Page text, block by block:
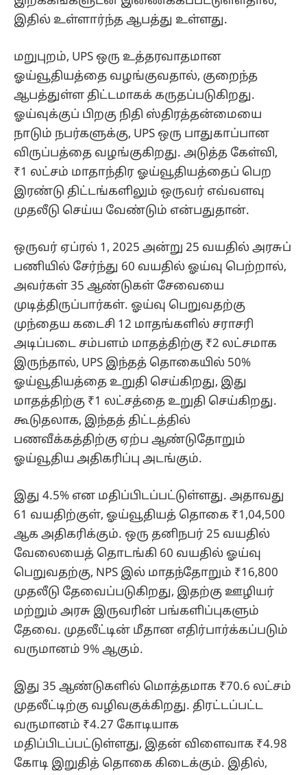
இதில் உள்ளார்ந்த ஆபத்து உள்ளது.
மறுபுறம், UPS ஒரு உத்தரவாதமான
ஓய்வூதியத்தை வழங்குவதால், குறைந்த
ஆபத்துள்ள திட்டமாகக் கருதப்படுகிறது.
ஓய்வுக்குப் பிறகு நிதி ஸ்திரத்தன்மையை
நாடும் நபர்களுக்கு, UPS ஒரு பாதுகாப்பான
விருப்பத்தை வழங்குகிறது. அடுத்த கேள்வி,
₹1 லட்சம் மாதாந்திர ஓய்வூதியத்தைப் பெற
இரண்டு திட்டங்களிலும் ஒருவர் எவ்வளவு
முதலீடு செய்ய வேண்டும் என்பதுதான்.
ஒருவர் ஏப்ரல் 1, 2025 அன்று 25 வயதில் அரசுப்
பணியில் சேர்ந்து 60 வயதில் ஓய்வு பெற்றால்,
அவர்கள் 35 ஆண்டுகள் சேவையை
முடித்திருப்பார்கள். ஓய்வு பெறுவதற்கு
முந்தைய கடைசி 12 மாதங்களில் சராசரி
அடிப்படை சம்பளம் மாதத்திற்கு ₹2 லட்சமாக
இருந்தால், UPS இந்தத் தொகையில் 50%
ஓய்வூதியத்தை உறுதி செய்கிறது, இது
மாதத்திற்கு ₹1 லட்சத்தை உறுதி செய்கிறது.
கூடுதலாக, இந்தத் திட்டத்தில்
பணவீக்கத்திற்கு ஏற்ப ஆண்டுதோறும்
ஓய்வூதிய அதிகரிப்பு அடங்கும்.
இது 4.5% என மதிப்பிடப்பட்டுள்ளது. அதாவது
61 வயதிற்குள், ஓய்வூதியத் தொகை ₹1,04,500
ஆக அதிகரிக்கும். ஒரு தனிநபர் 25 வயதில்
வேலையைத் தொடங்கி 60 வயதில் ஓய்வு
பெறுவதற்கு, NPS இல் மாதந்தோறும் ₹16,800
முதலீடு தேவைப்படுகிறது, இதற்கு ஊழியர்
மற்றும் அரசு இருவரின் பங்களிப்புகளும்
தேவை. முதலீட்டின் மீதான எதிர்பார்க்கப்படும்
வருமானம் 9% ஆகும்.
இது 35 ஆண்டுகளில் மொத்தமாக ₹70.6 லட்சம்
முதலீட்டிற்கு வழிவகுக்கிறது. திரட்டப்பட்ட
வருமானம் ₹4.27 கோடியாக
மதிப்பிடப்பட்டுள்ளது, இதன் விளைவாக ₹4.98
கோடி இறுதித் தொகை கிடைக்கும். இதில்,